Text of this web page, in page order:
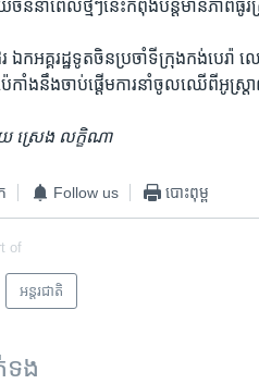
ចិន​នា​ពេល​ថ្មីៗ​នេះ​កំពុង​បន្ត​មាន​ភាព​ធូ
រ ឯកអគ្គ​រដ្ឋទូត​ចិន​ប្រចាំ​ទីក្រុង​កង់បេ
េកាំង​នឹង​ចាប់​ផ្តើម​ការ​នាំ​ចូល​ឈើ​ពី​អូស្ត្
ស្រេង លក្ខិណា
Follow us បោះពុម្ព
of
អន្តរជាតិ
ទង